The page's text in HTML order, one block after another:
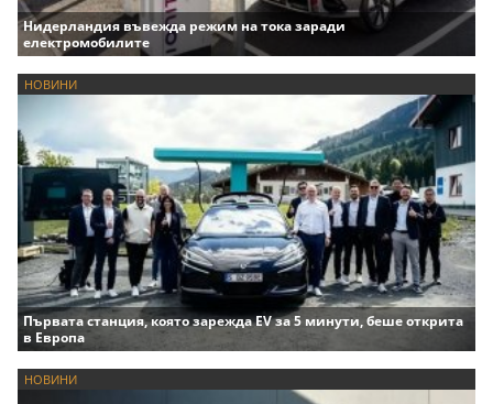
Нидерландия въвежда режим на тока заради
електромобилите
НОВИНИ
Първата станция, която зарежда EV за 5 минути, беше открита
в Европа
НОВИНИ